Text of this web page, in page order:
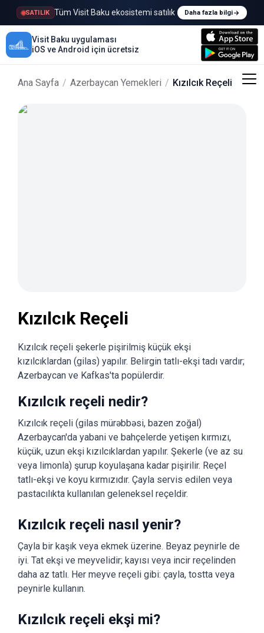
SATILIK Tüm Visit Baku ekosistemi satılık Daha fazla bilgi
Visit Baku uygulaması
iOS ve Android için ücretsiz
Ana Sayfa / Azerbaycan Yemekleri / Kızılcık Reçeli
Kızılcık Reçeli
Kızılcık reçeli şekerle pişirilmiş küçük ekşi
kızılcıklardan (gilas) yapılır. Belirgin tatlı-ekşi tadı vardır;
Azerbaycan ve Kafkas'ta popülerdir.
Kızılcık reçeli nedir?
Kızılcık reçeli (gilas mürəbbəsi, bazen zoğal)
Azerbaycan'da yabani ve bahçelerde yetişen kırmızı,
küçük, uzun ekşi kızılcıklardan yapılır. Şekerle (ve az su
veya limonla) şurup koyulaşana kadar pişirilir. Reçel
tatlı-ekşi ve koyu kırmızıdır. Çayla servis edilen veya
pastacılıkta kullanılan geleneksel reçeldir.
Kızılcık reçeli nasıl yenir?
Çayla bir kaşık veya ekmek üzerine. Beyaz peynirle de
iyi. Tat ekşi ve meyvelidir; kayısı veya incir reçelinden
daha az tatlı. Her meyve reçeli gibi: çayla, tostta veya
peynirle kullanın.
Kızılcık reçeli ekşi mi?